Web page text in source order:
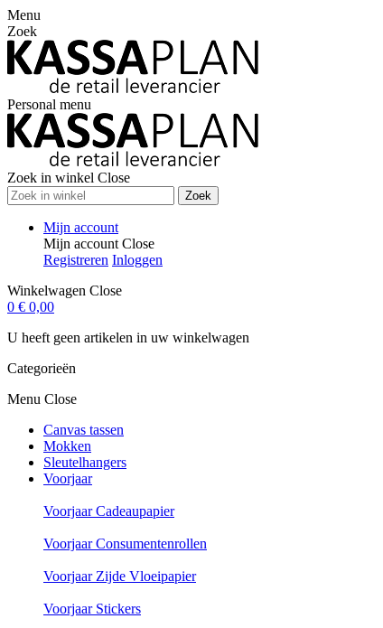
Menu
Zoek
Personal menu
Zoek in winkel Close
Zoek
Mijn account
Mijn account Close
Registreren Inloggen
Winkelwagen Close
0 € 0,00
U heeft geen artikelen in uw winkelwagen
Categorieën
Menu Close
Canvas tassen
Mokken
Sleutelhangers
Voorjaar
Voorjaar Cadeaupapier
Voorjaar Consumentenrollen
Voorjaar Zijde Vloeipapier
Voorjaar Stickers